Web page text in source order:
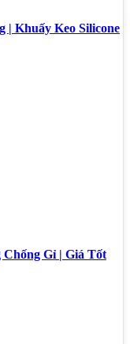
| Khuấy Keo Silicone
Gỉ | Giá Tốt